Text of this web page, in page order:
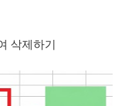
삭제하기